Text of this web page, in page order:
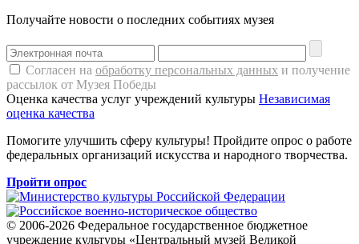
Получайте новости о последних событиях музея
Согласен на обработку персональных данных и получение
рассылок от Музея Победы
Оценка качества услуг учреждений культуры Независимая
оценка качества
Помогите улучшить сферу культуры! Пройдите опрос о работе
федеральных организаций искусства и народного творчества.
Пройти опрос
© 2006-2026 Федеральное государственное бюджетное
учреждение культуры «Центральный музей Великой